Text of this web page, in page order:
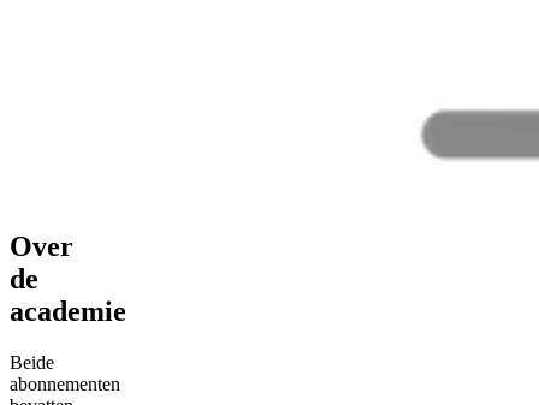
Over
de
academie
Beide
abonnementen